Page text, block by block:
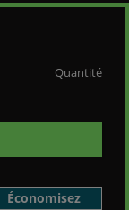
Quantité
Économisez